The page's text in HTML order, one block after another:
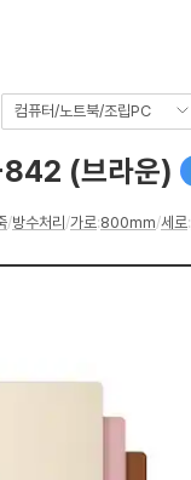
컴퓨터/노트북/조립PC
(브라운)
/방수처리 /가로:800mm/세로: